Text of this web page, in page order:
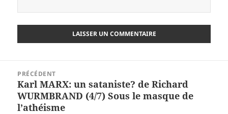
l’article
PRÉCÉDENT
Article
précédent :
Karl MARX: un sataniste? de Richard
WURMBRAND (4/7) Sous le masque de
l’athéisme